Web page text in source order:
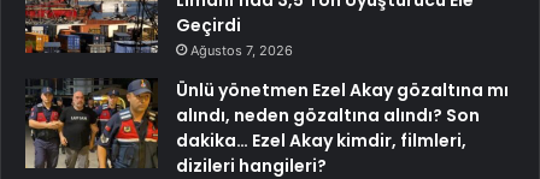
Geçirdi
Ağustos 7, 2026
Ünlü yönetmen Ezel Akay gözaltına mı
alındı, neden gözaltına alındı? Son
dakika… Ezel Akay kimdir, filmleri,
dizileri hangileri?